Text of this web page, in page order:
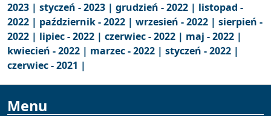
2023 | styczeń - 2023 | grudzień - 2022 | listopad -
2022 | październik - 2022 | wrzesień - 2022 | sierpień -
2022 | lipiec - 2022 | czerwiec - 2022 | maj - 2022 |
kwiecień - 2022 | marzec - 2022 | styczeń - 2022 |
czerwiec - 2021 |
Menu